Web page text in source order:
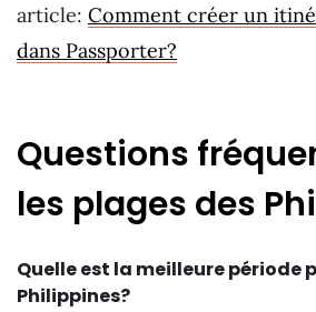
article: Comment créer un
dans Passporter?
Questions
les plages des
Quelle est la meilleure période
Philippines?